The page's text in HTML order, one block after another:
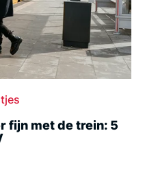
fijn met de trein: 5